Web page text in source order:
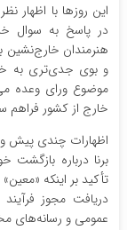
این روزها با اظهار
در پاسخ به سوال
هنرمندان خارج‌نشین
و بوی جدی‌تری به
موضوع ورای وعده
خارج از کشور فراهم
اظهارات چندی پیش
برنا درباره بازگشت
تأکید بر اینکه
دریافت مجوز
عمومی و رسانه‌های